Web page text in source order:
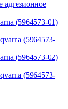
(5964573-01)
(5964573-02)